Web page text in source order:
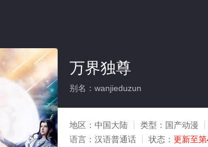
万界独尊
别名：wanjieduzun
地区： 中国大陆 类型： 国产动漫
语言： 汉语普通话 状态： 更新至